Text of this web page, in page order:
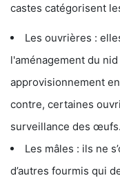
castes catégorisent
Les ouvrières :
l'aménagement du
approvisionnement
contre, certaines
surveillance des œufs.
Les mâles : ils ne
d’autres fourmis qui